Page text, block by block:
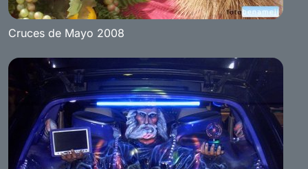
Cruces de Mayo 2008